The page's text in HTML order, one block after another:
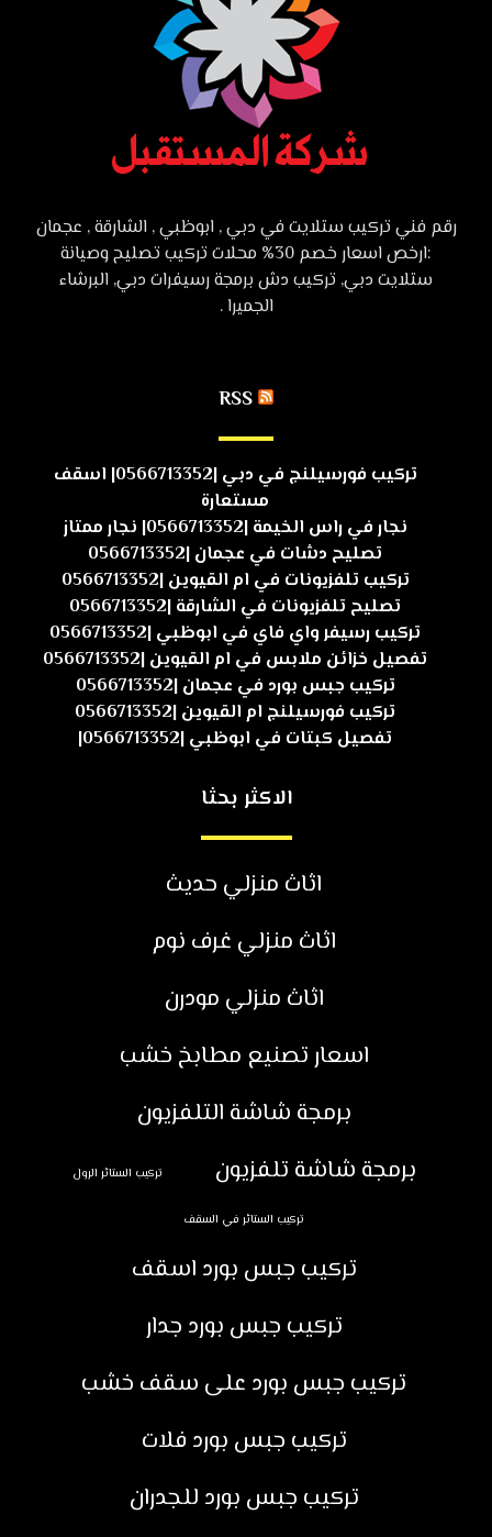
رقم فني تركيب ستلايت في دبي , ابوظبي , الشارقة , عجمان
:ارخص اسعار خصم 30% محلات تركيب تصليح وصيانة
ستلايت دبي, تركيب دش برمجة رسيفرات دبي, البرشاء
الجميرا .
RSS
تركيب فورسيلنج في دبي |0566713352| اسقف
مستعارة
نجار في راس الخيمة |0566713352| نجار ممتاز
تصليح دشات في عجمان |0566713352
تركيب تلفزيونات في ام القيوين |0566713352
تصليح تلفزيونات في الشارقة |0566713352
تركيب رسيفر واي فاي في ابوظبي |0566713352
تفصيل خزائن ملابس في ام القيوين |0566713352
تركيب جبس بورد في عجمان |0566713352
تركيب فورسيلنج ام القيوين |0566713352
تفصيل كبتات في ابوظبي |0566713352|
الاكثر بحثا
اثاث منزلي حديث
اثاث منزلي غرف نوم
اثاث منزلي مودرن
اسعار تصنيع مطابخ خشب
برمجة شاشة التلفزيون
برمجة شاشة تلفزيون
تركيب الستائر الرول
تركيب الستائر في السقف
تركيب جبس بورد اسقف
تركيب جبس بورد جدار
تركيب جبس بورد على سقف خشب
تركيب جبس بورد فلات
تركيب جبس بورد للجدران